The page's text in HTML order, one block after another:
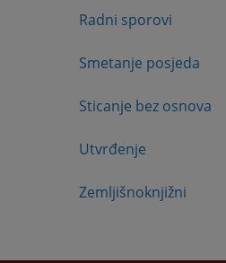
Radni sporovi
Smetanje posjeda
Sticanje bez osnova
Utvrđenje
Zemljišnoknjižni